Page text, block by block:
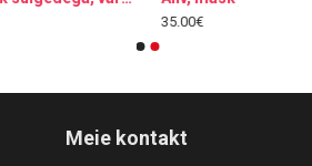
Meie kontakt